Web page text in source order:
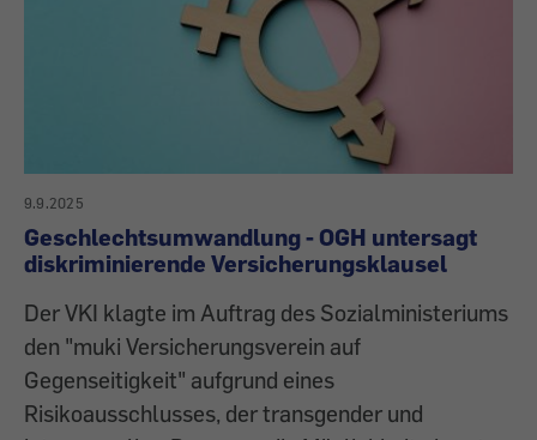
9.9.2025
Geschlechtsumwandlung - OGH untersagt
diskriminierende Versicherungsklausel
Der VKI klagte im Auftrag des Sozialministeriums
den "muki Versicherungsverein auf
Gegenseitigkeit" aufgrund eines
Risikoausschlusses, der transgender und